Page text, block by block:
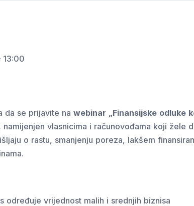
13:00
da se prijavite na webinar „Finansijske odluke
namijenjen vlasnicima i računovođama koji žele
o rastu, smanjenju poreza, lakšem
određuje vrijednost malih i srednjih biznisa